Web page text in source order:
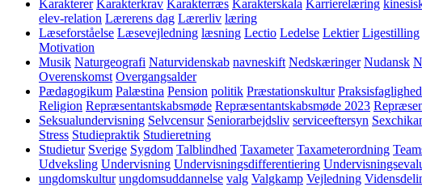
Karakterer Karakterkrav Karakterræs Karakterskala Karrierelæring
elev-relation Lærerens dag Lærerliv læring
Læseforståelse Læsevejledning læsning Lectio Ledelse Lektier Ligestilling
Motivation
Musik Naturgeografi Naturvidenskab navneskift Nedskæringer Nudansk
Overenskomst Overgangsalder
Pædagogikum Palæstina Pension politik Præstationskultur Praksisfaglighed
Religion Repræsentantskabsmøde Repræsentantskabsmøde 2023
Seksualundervisning Selvcensur Seniorarbejdsliv serviceeftersyn
Stress Studiepraktik Studieretning
Studietur Sverige Sygdom Talblindhed Taxameter Taxameterordning
Udveksling Undervisning Undervisningsdifferentiering
ungdomskultur ungdomsuddannelse valg Valgkamp Vejledning